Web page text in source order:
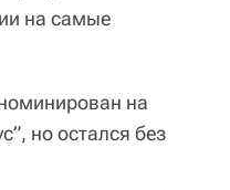
на самые
на
но остался без